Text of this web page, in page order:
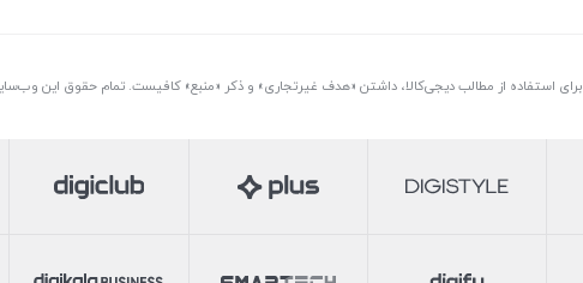
برای استفاده از مطالب دیجی‌کالا، داشتن «هدف غیرتجاری» و ذکر «منبع» کافیست. تمام حقوق اين